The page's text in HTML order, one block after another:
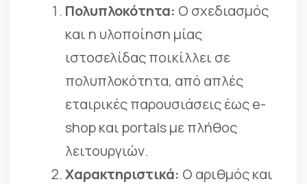
Πολυπλοκότητα: Ο σχεδιασμός
και η υλοποίηση μίας
ιστοσελίδας ποικίλλει σε
πολυπλοκότητα, από απλές
εταιρικές παρουσιάσεις έως e-
shop και portals με πλήθος
λειτουργιών.
Χαρακτηριστικά: Ο αριθμός και